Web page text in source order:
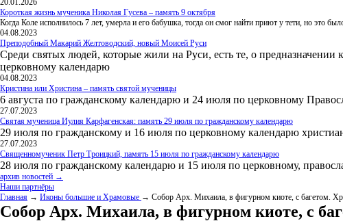
20.01.2026
Короткая жизнь мученика Николая Гусева – память 9 октября
Когда Коле исполнилось 7 лет, умерла и его бабушка, тогда он смог найти приют у тети, но это
04.08.2023
Преподобный Макарий Желтоводский, новый Моисей Руси
Среди святых людей, которые жили на Руси, есть те, о предназначении
церковному календарю
04.08.2023
Кристина или Христина – память святой мученицы
6 августа по гражданскому календарю и 24 июля по церковному
27.07.2023
Святая мученица Иулия Карфагенская: память 29 июля по гражданскому календарю
29 июля по гражданскому и 16 июля по церковному календарю
27.07.2023
Священномученик Петр Троицкий, память 15 июля по гражданскому календарю
28 июля по гражданскому календарю и 15 июля по церковному,
архив новостей →
Наши партнёры
Главная → Иконы большие и Храмовые → Собор Арх. Михаила, в фигурном киоте, с багетом.
Собор Арх. Михаила, в фигурном киоте, с